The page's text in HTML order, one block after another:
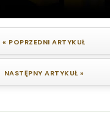
« POPRZEDNI ARTYKUŁ
NASTĘPNY ARTYKUŁ »